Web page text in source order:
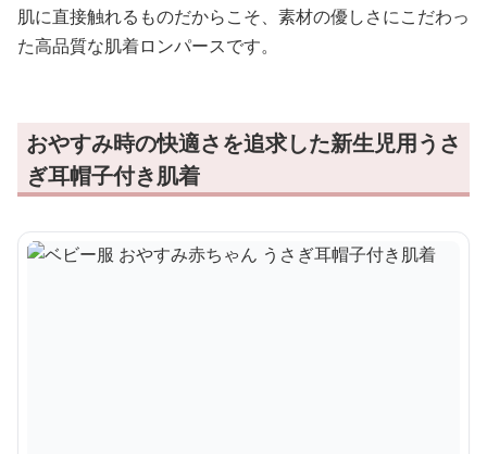
肌に直接触れるものだからこそ、素材の優しさにこだわっ
た高品質な肌着ロンパースです。
おやすみ時の快適さを追求した新生児用うさ
ぎ耳帽子付き肌着